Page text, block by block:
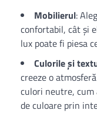
Mobilierul:
confortabil, cât și
lux poate fi piesa
Culorile și
creeze o
culori neutre, cum
de culoare prin